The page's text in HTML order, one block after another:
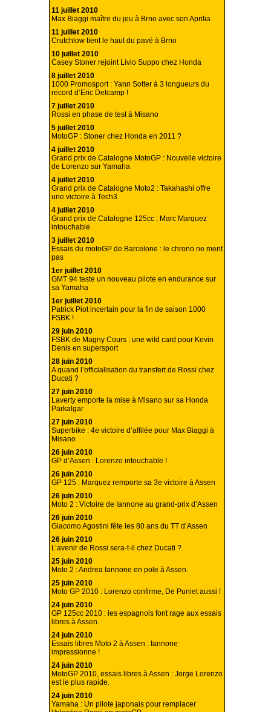
11 juillet 2010
Max Biaggi maître du jeu à Brno avec son Aprilia
11 juillet 2010
Crutchlow tient le haut du pavé à Brno
10 juillet 2010
Casey Stoner rejoint Livio Suppo chez Honda
8 juillet 2010
1000 Promosport : Yann Sotter à 3 longueurs du
record d’Eric Delcamp !
7 juillet 2010
Rossi en phase de test à Misano
5 juillet 2010
MotoGP : Stoner chez Honda en 2011 ?
4 juillet 2010
Grand prix de Catalogne MotoGP : Nouvelle victoire
de Lorenzo sur Yamaha
4 juillet 2010
Grand prix de Catalogne Moto2 : Takahashi offre
une victoire à Tech3
4 juillet 2010
Grand prix de Catalogne 125cc : Marc Marquez
intouchable
3 juillet 2010
Essais du motoGP de Barcelone : le chrono ne ment
pas
1er juillet 2010
GMT 94 teste un nouveau pilote en endurance sur
sa Yamaha
1er juillet 2010
Patrick Piot incertain pour la fin de saison 1000
FSBK !
29 juin 2010
FSBK de Magny Cours : une wild card pour Kevin
Denis en supersport
28 juin 2010
A quand l’officialisation du transfert de Rossi chez
Ducati ?
27 juin 2010
Laverty emporte la mise à Misano sur sa Honda
Parkalgar
27 juin 2010
Superbike : 4e victoire d’affilée pour Max Biaggi à
Misano
26 juin 2010
GP d’Assen : Lorenzo intouchable !
26 juin 2010
GP 125 : Marquez remporte sa 3e victoire à Assen
26 juin 2010
Moto 2 : Victoire de Iannone au grand-prix d’Assen
26 juin 2010
Giacomo Agostini fête les 80 ans du TT d’Assen
26 juin 2010
L’avenir de Rossi sera-t-il chez Ducati ?
25 juin 2010
Moto 2 : Andrea Iannone en pole à Assen.
25 juin 2010
Moto GP 2010 : Lorenzo confirme, De Puniet aussi !
24 juin 2010
GP 125cc 2010 : les espagnols font rage aux essais
libres à Assen.
24 juin 2010
Essais libres Moto 2 à Assen : Iannone
impressionne !
24 juin 2010
MotoGP 2010, essais libres à Assen : Jorge Lorenzo
est le plus rapide.
24 juin 2010
Yamaha : Un pilote japonais pour remplacer